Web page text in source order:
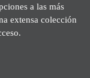
a las más
extensa colección